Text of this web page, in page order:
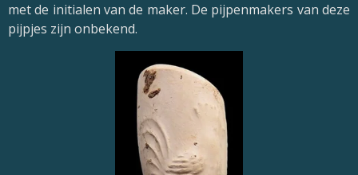
met de initialen van de maker. De pijpenmakers van deze
pijpjes zijn onbekend.